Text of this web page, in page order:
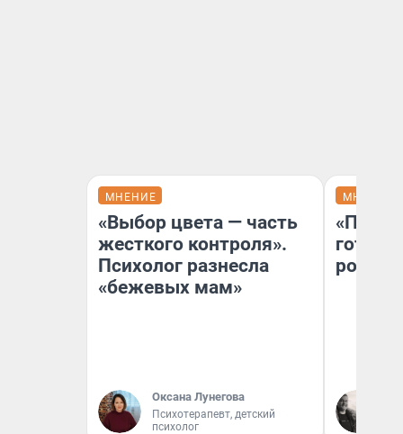
МНЕНИЕ
«Выбор цвета — часть
жесткого контроля».
Психолог разнесла
«бежевых мам»
Оксана Лунегова
Психотерапевт, детский
психолог
МНЕНИЕ
готов